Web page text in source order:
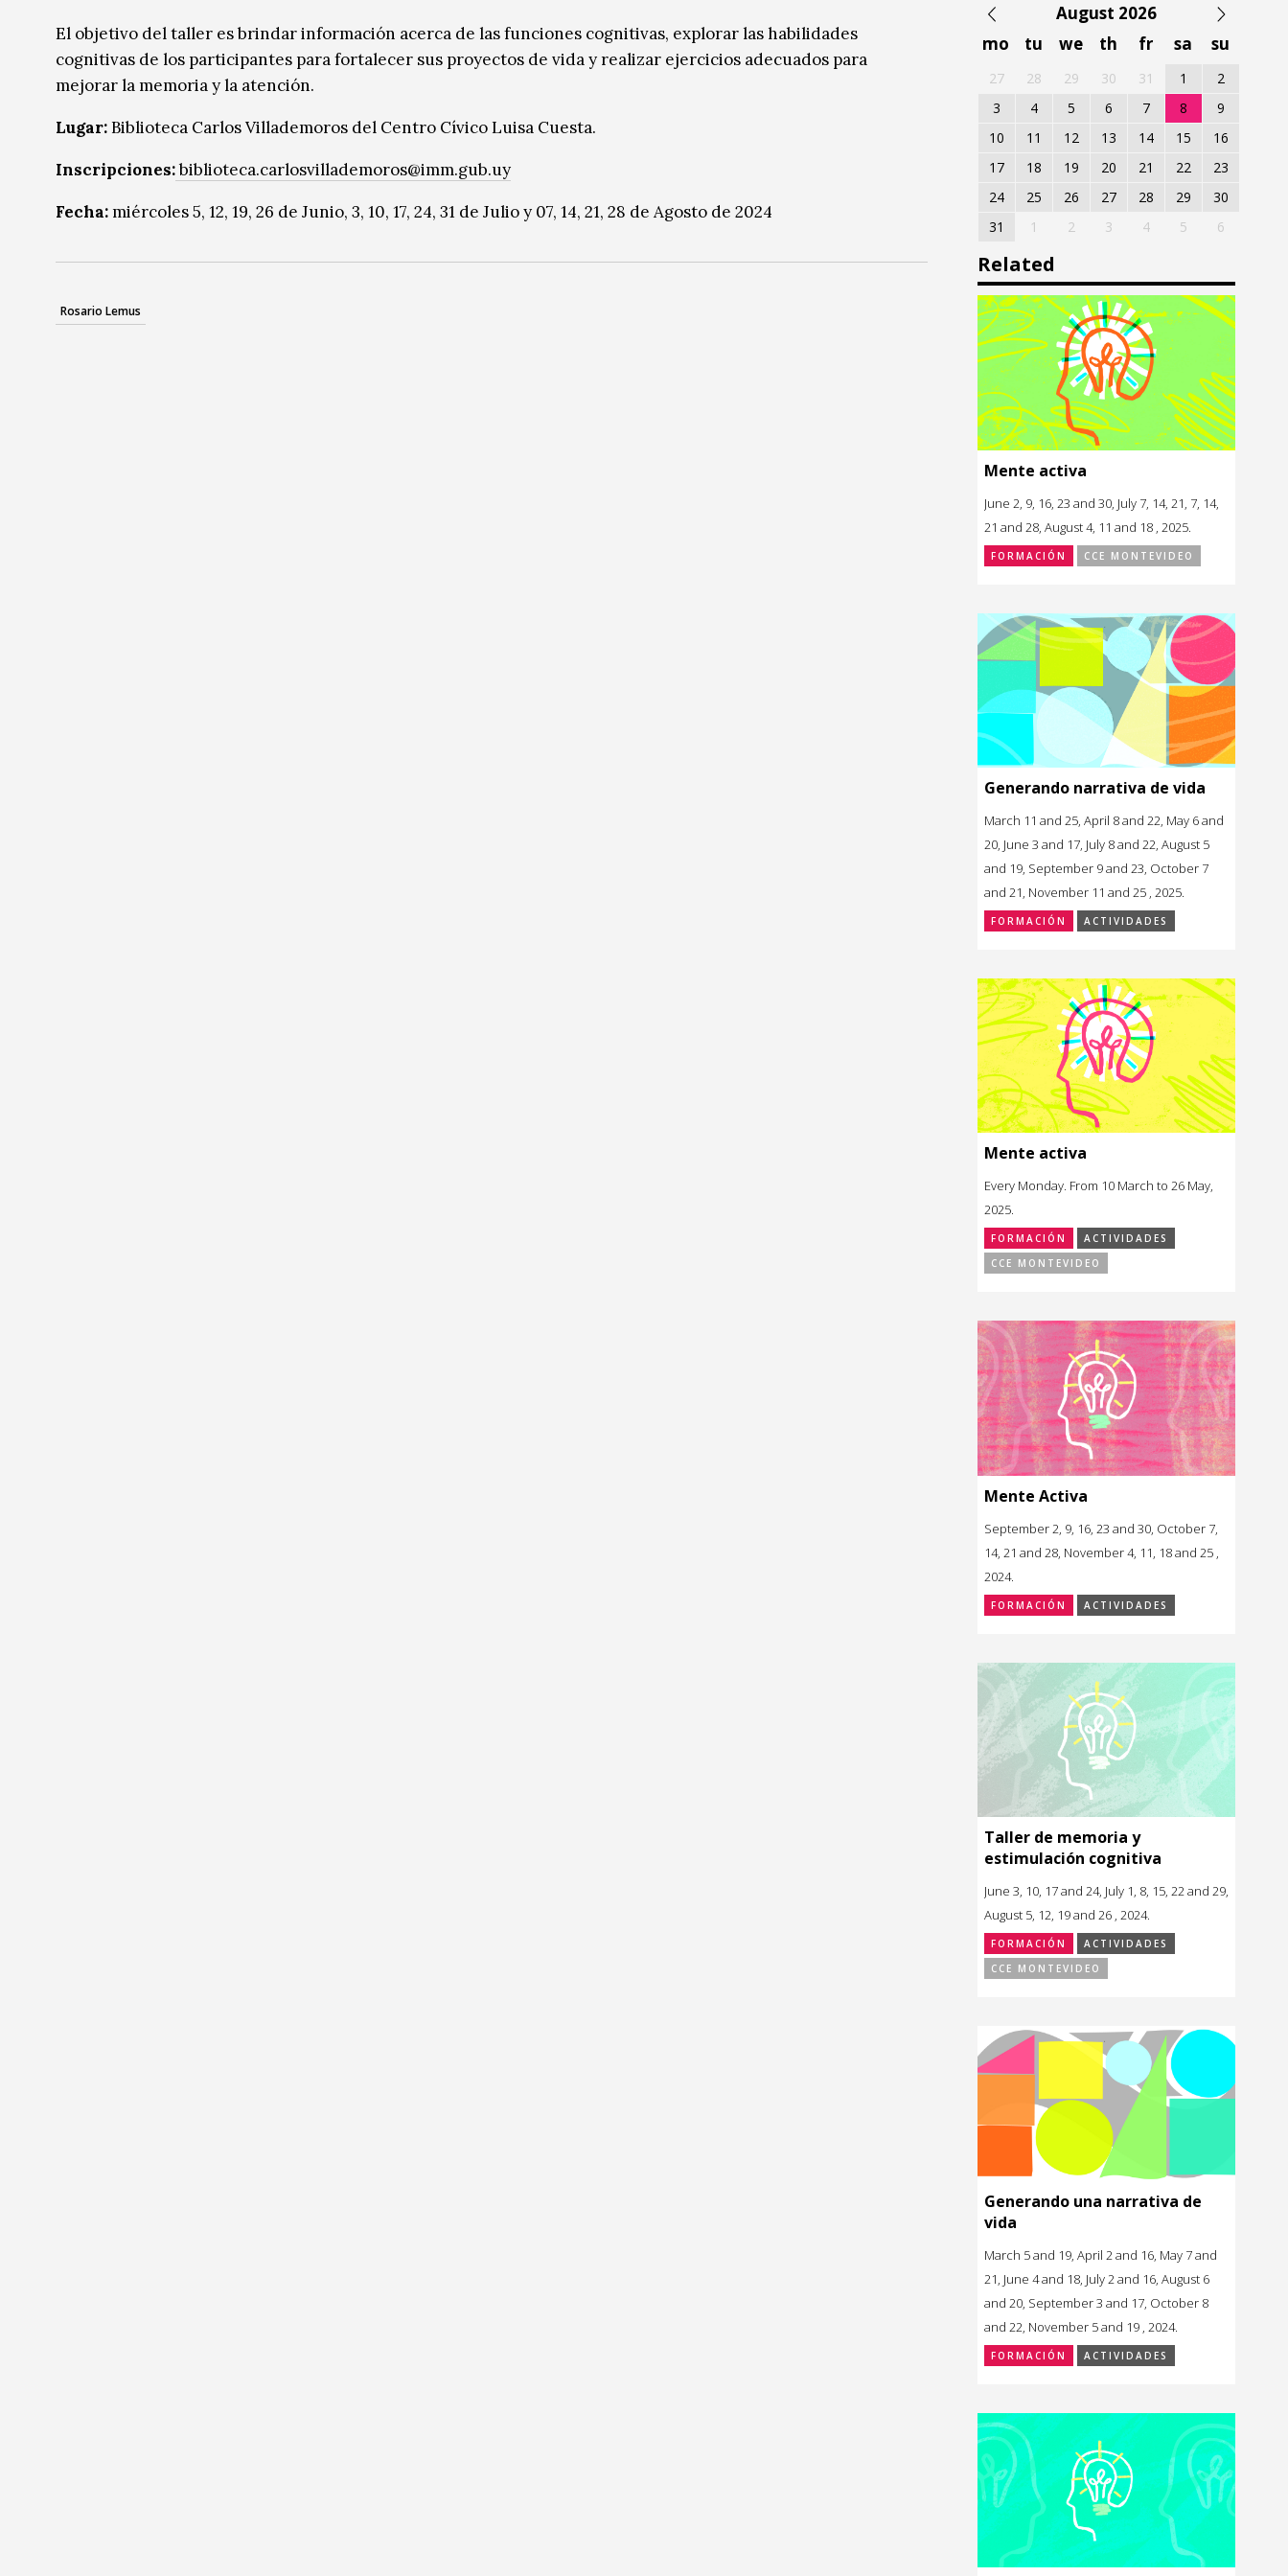
Música
Música
Sin categoríaSin categoría
El objetivo del taller es brindar información acerca de las funciones cognitivas, explorar las habilidades
cognitivas de los participantes para fortalecer sus proyectos de vida y realizar ejercicios adecuados para
mejorar la memoria y la atención.
Lugar:Biblioteca Carlos Villademoros del Centro Cívico Luisa Cuesta.
Inscripciones:biblioteca.carlosvillademoros@imm.gub.uy
Fecha:miércoles 5, 12, 19, 26 de Junio, 3, 10, 17, 24, 31 de Julio y 07, 14, 21, 28 de Agosto de 2024
Rosario Lemus
August 2026
mo
tu we th fr sa su
27 28 29 30 31 1
2
3
4 5 6 7 8
9
10
11 12 13 14 15
16
17
18 19 20 21 22
23
24
25 26 27 28 29
30
31
1 2 3 4 5 6
Related
Mente activa
June 2, 9, 16, 23 and 30, July 7, 14, 21, 7, 14,
21 and 28, August 4, 11 and 18 , 2025.
FORMACIÓN CCE MONTEVIDEO
Generando narrativa de vida
March 11 and 25, April 8 and 22, May 6 and
20, June 3 and 17, July 8 and 22, August 5
and 19, September 9 and 23, October 7
and 21, November 11 and 25 , 2025.
FORMACIÓN ACTIVIDADES
Mente activa
Every Monday. From 10 March to 26 May,
2025.
FORMACIÓN
ACTIVIDADES
CCE MONTEVIDEO
Mente Activa
September 2, 9, 16, 23 and 30, October 7,
14, 21 and 28, November 4, 11, 18 and 25 ,
2024.
FORMACIÓN ACTIVIDADES
Taller de memoria y
estimulación cognitiva
June 3, 10, 17 and 24, July 1, 8, 15, 22 and 29,
August 5, 12, 19 and 26 , 2024.
FORMACIÓN
ACTIVIDADES
CCE MONTEVIDEO
Generando una narrativa de
vida
March 5 and 19, April 2 and 16, May 7 and
21, June 4 and 18, July 2 and 16, August 6
and 20, September 3 and 17, October 8
and 22, November 5 and 19 , 2024.
FORMACIÓN ACTIVIDADES